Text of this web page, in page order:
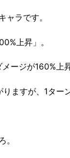
ャラです。
上昇」。
ージが160%上
ますが、1ター
。